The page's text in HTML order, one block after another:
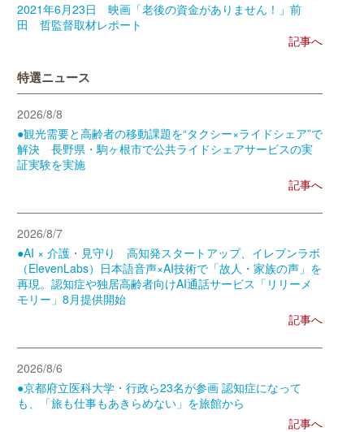
2021年6月23日 映画「老後の資金がありません！」前
田 哲監督取材レポート
記事へ
特選ニュース
2026/8/8
●観光需要と高齢者の移動課題を“タクシー×ライドシェア”で
解決 長野県・駒ヶ根市で公共ライドシェアサービスの実
証実験を実施
記事へ
2026/8/7
●AI × 介護・見守り 高知発スタートアップ、イレブンラボ
（ElevenLabs）日本語音声×AI技術で「故人・家族の声」を
再現。認知症や独居高齢者向けAI通話サービス「リリーメ
モリー」8月提供開始
記事へ
2026/8/6
●京都府立医科大学・行政ら23名が参画 認知症になって
も、「旅も仕事もあきらめない」を旅館から
記事へ